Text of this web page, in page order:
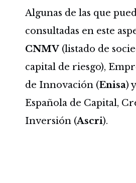
Algunas de las que
consultadas en este
CNMV(listado de
capital de riesgo),
de Innovación (Enisa)
Española de Capital,
Inversión (Ascri).